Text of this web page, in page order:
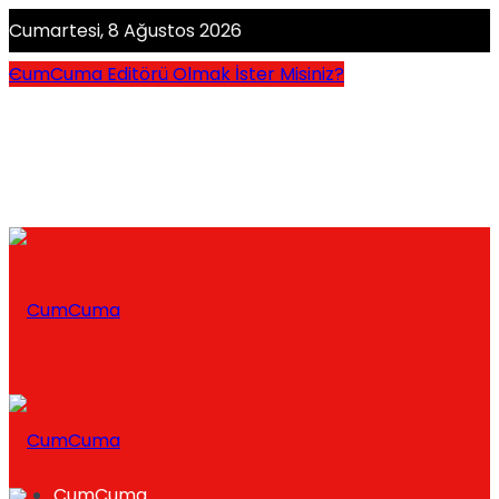
Cumartesi, 8 Ağustos 2026
CumCuma Editörü Olmak İster Misiniz?